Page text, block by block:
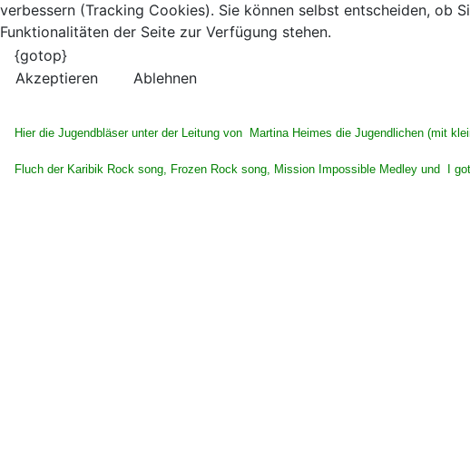
{gotop}
Hier die Jugendbläser unter der Leitung von Martina Heimes die Jugendlichen (mit
Fluch der Karibik Rock song, Frozen Rock song, Mission Impossible Medley und I
verbessern (Tracking Cookies). Sie können selbst entscheiden, ob
Funktionalitäten der Seite zur Verfügung stehen.
Akzeptieren Ablehnen